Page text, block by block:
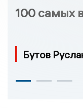
100 самых
Бутов